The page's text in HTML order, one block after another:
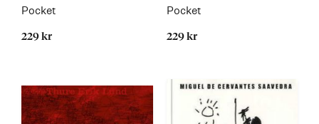
Pocket
229 kr
Pocket
229 kr